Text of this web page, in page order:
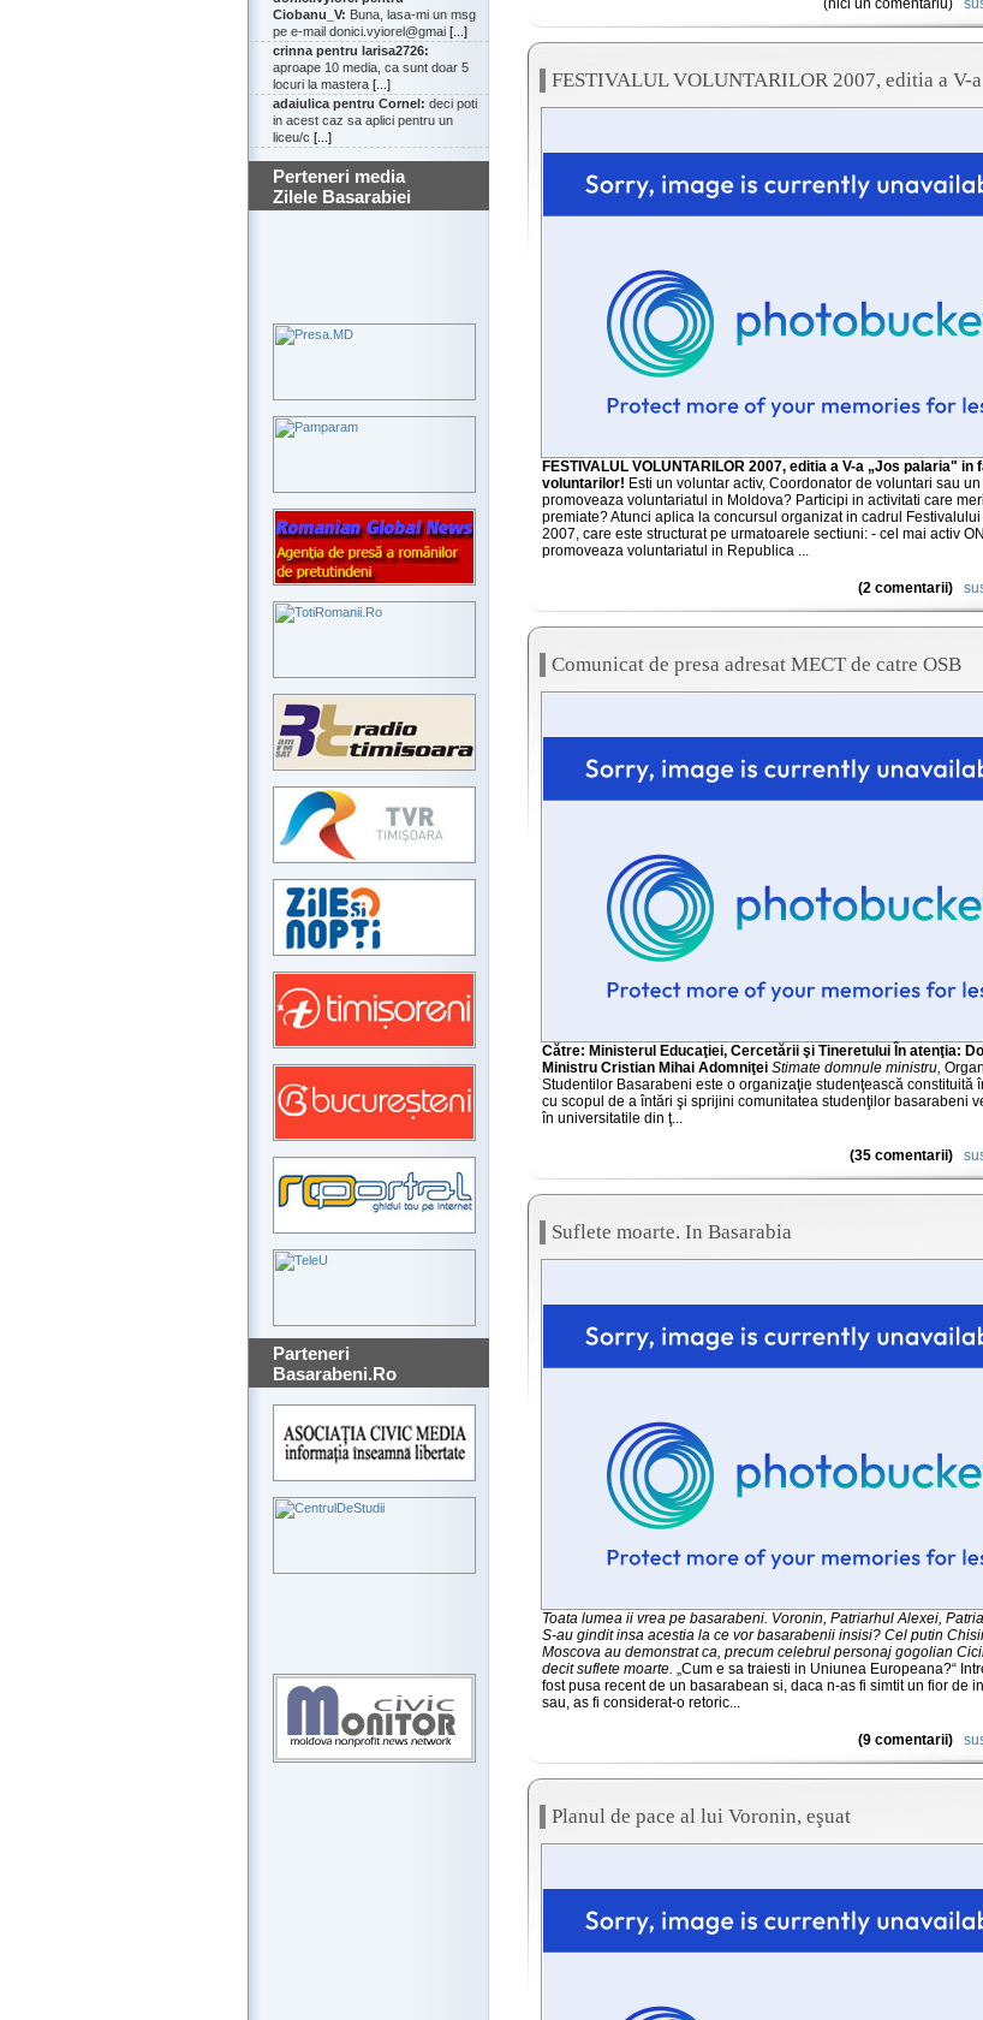
Ciobanu_V: Buna, lasa-mi un msg
pe e-mail donici.vyiorel@gmai [...]
crinna pentru larisa2726:
aproape 10 media, ca sunt doar 5
locuri la mastera [...]
adaiulica pentru Cornel: deci poti
in acest caz sa aplici pentru un
liceu/c [...]
Perteneri media
Zilele Basarabiei
Parteneri
Basarabeni.Ro
(nici un comentariu)
FESTIVALUL VOLUNTARILOR 2007, editia a V-a
FESTIVALUL VOLUNTARILOR 2007, editia a V-a „Jos palaria" in
voluntarilor! Esti un voluntar activ, Coordonator de voluntari sau
promoveaza voluntariatul in Moldova? Participi in activitati care
premiate? Atunci aplica la concursul organizat in cadrul
2007, care este structurat pe urmatoarele sectiuni: - cel mai activ
promoveaza voluntariatul in Republica ...
(2 comentarii)
Comunicat de presa adresat MECT de catre OSB
Către: Ministerul Educaţiei, Cercetării şi Tineretului În atenţia:
Ministru Cristian Mihai Adomniţei Stimate domnule ministru,
Studentilor Basarabeni este o organizaţie studenţească constituită
cu scopul de a întări şi sprijini comunitatea studenţilor basarabeni
în universitatile din ţ...
(35 comentarii)
Suflete moarte. In Basarabia
Toata lumea ii vrea pe basarabeni. Voronin, Patriarhul Alexei,
S-au gindit insa acestia la ce vor basarabenii insisi? Cel putin
Moscova au demonstrat ca, precum celebrul personaj gogolian
decit suflete moarte.
„Cum e sa traiesti in Uniunea Europeana?“
fost pusa recent de un basarabean si, daca n-as fi simtit un fior de
sau, as fi considerat-o retoric...
(9 comentarii)
Planul de pace al lui Voronin, eşuat